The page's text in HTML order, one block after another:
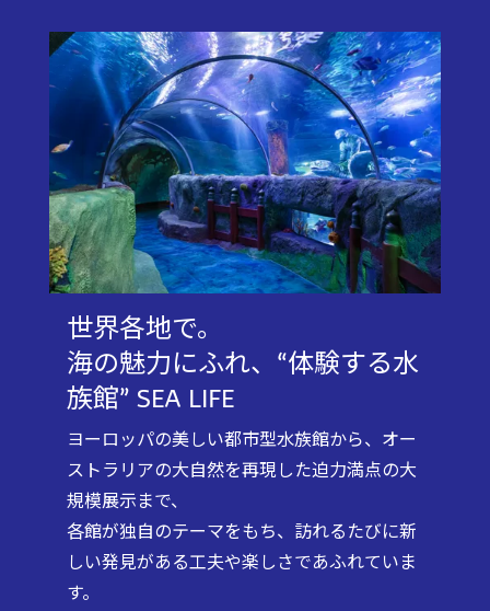
世界各地で。
海の魅力にふれ、“体験する水
族館” SEA LIFE
ヨーロッパの美しい都市型水族館から、オー
ストラリアの大自然を再現した迫力満点の大
規模展示まで、
各館が独自のテーマをもち、訪れるたびに新
しい発見がある工夫や楽しさであふれていま
す。